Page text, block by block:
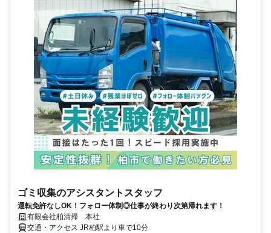
ゴミ収集のアシスタントスタッフ
運転免許なしOK！フォロー体制◎仕事が終わり次第帰れます！
有限会社柏清掃 本社
交通・アクセス JR柏駅より車で10分